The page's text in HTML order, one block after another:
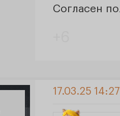
Согласен
17.03.25